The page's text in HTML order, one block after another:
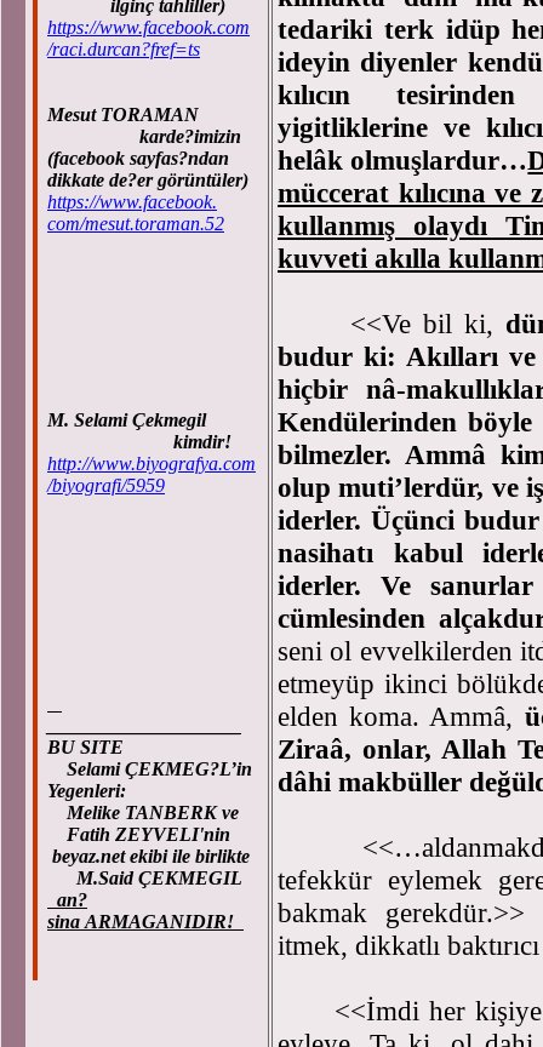
ilginç tahliller)
https://www.facebook.com
/raci.durcan?fref=ts
Mesut TORAMAN
karde?imizin
(facebook sayfas?ndan
dikkate de?er görüntüler)
https://www.facebook.
com/mesut.toraman.52
M. Selami Çekmegil
kimdir!
http://www.biyografya.com
/biyografi/5959
BU SITE
Selami ÇEKMEG?L’in
Yegenleri:
Melike TANBERK ve
Fatih ZEYVELI'nin
beyaz.net ekibi ile birlikte
M.Said ÇEKMEGIL
an?
sina ARMAGANIDIR!
tedariki terk idüp
ideyin diyenler
kılıcın
yigitliklerine ve
helâk olmuşlardur…
müccerat kılıcına
kullanmış olaydı
kuvveti akılla
<<Ve bil ki,
budur ki: Akılları
hiçbir nâ-
Kendülerinden böyle
bilmezler. Ammâ
olup muti’lerdür, ve
iderler. Üçünci
nasihatı kabul
iderler. Ve
cümlesinden
seni ol evvelkilerden
etmeyüp ikinci
elden koma. Ammâ,
Ziraâ, onlar, Allah
dâhi makbüller
tefekkür eylemek
bakmak
itmek, dikkatlı
<<İmdi her kişiye